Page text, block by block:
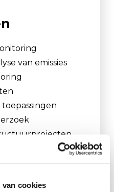
van cookies
van emissies